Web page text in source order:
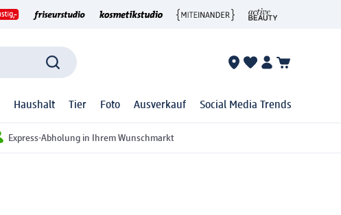
Haushalt Tier Foto Ausverkauf Social Media Trends
Express-Abholung in Ihrem Wunschmarkt